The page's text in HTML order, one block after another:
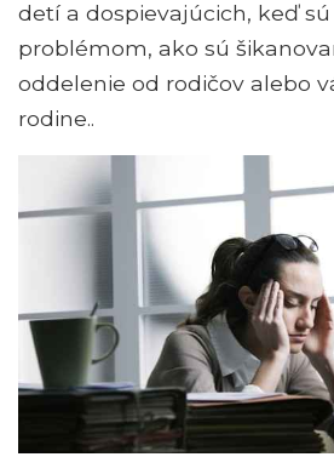
detí a dospievajúcich, keď
problémom, ako sú
oddelenie od rodičov alebo
rodine..